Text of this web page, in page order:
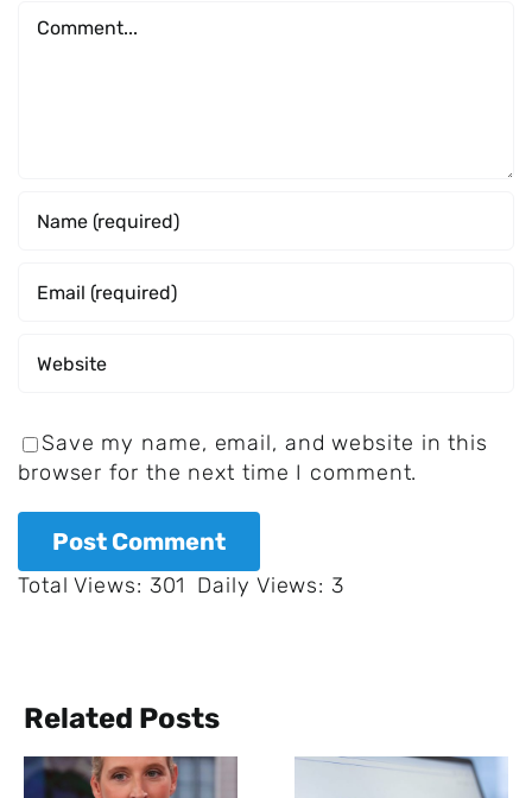
Comment
Save my name, email, and website in this
browser for the next time I comment.
Total Views: 301 Daily Views: 3
Related Posts
1998 lehnte
Yahoo ab,
Jüngere
unter 45